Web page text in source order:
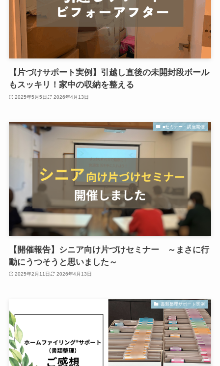
【片づけサポート実例】引越し直後の未開封段ボール
もスッキリ！家中の収納を整える
2025年5月5日 2026年4月13日
■セミナー・講座開催
【開催報告】シニア向け片づけセミナー ～まさに行
動にうつそうと思いました～
2025年2月11日 2026年4月13日
書類整理サポート実例